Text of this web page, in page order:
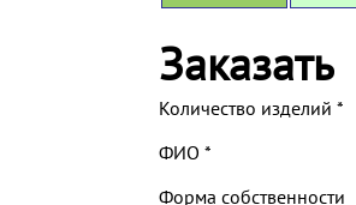
Заказать
Количество изделий *
ФИО *
Форма собственности